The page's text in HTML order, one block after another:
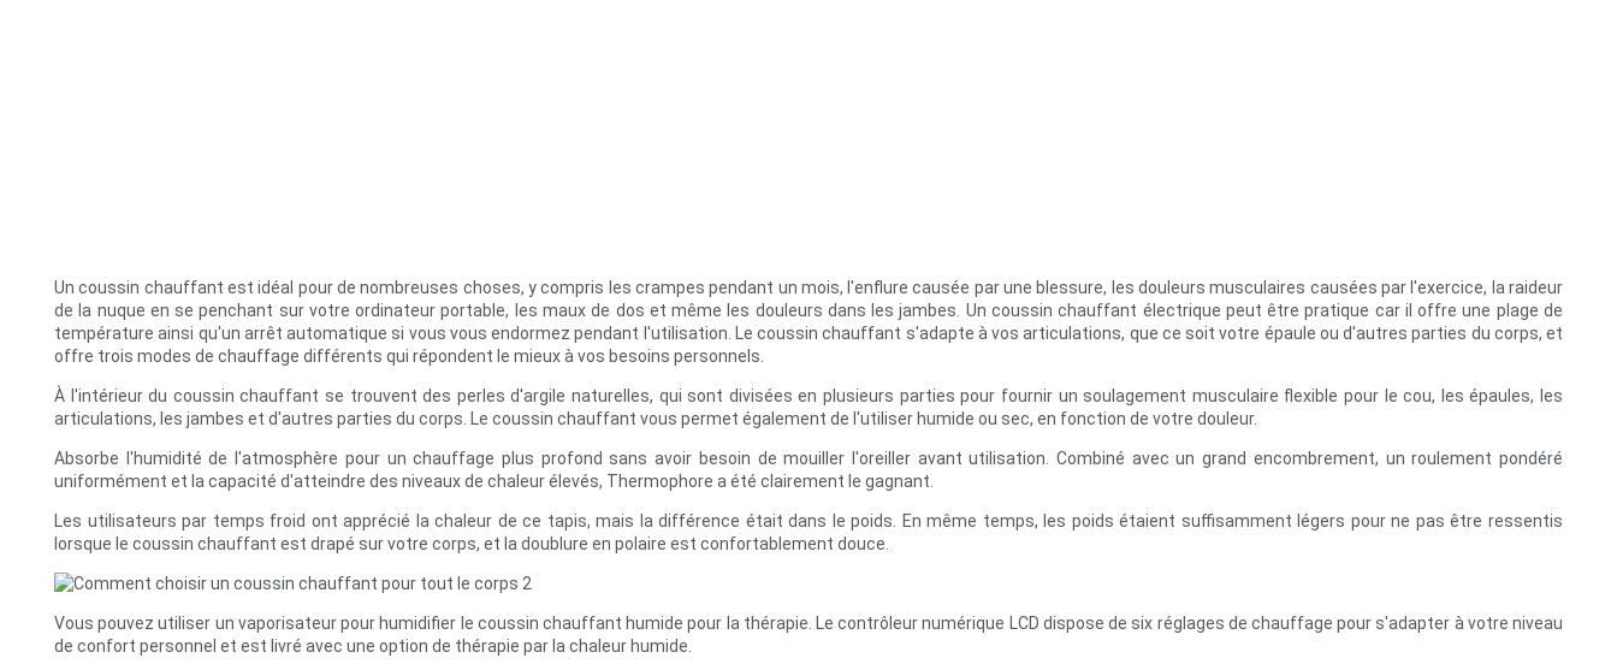
Un coussin chauffant est idéal pour de nombreuses choses, y compris les crampes pendant un mois, l'enflure causée par une blessure, les douleurs musculaires causées par l'exercice, la raideur
de la nuque en se penchant sur votre ordinateur portable, les maux de dos et même les douleurs dans les jambes. Un coussin chauffant électrique peut être pratique car il offre une plage de
température ainsi qu'un arrêt automatique si vous vous endormez pendant l'utilisation. Le coussin chauffant s'adapte à vos articulations, que ce soit votre épaule ou d'autres parties du corps, et
offre trois modes de chauffage différents qui répondent le mieux à vos besoins personnels.
À l'intérieur du coussin chauffant se trouvent des perles d'argile naturelles, qui sont divisées en plusieurs parties pour fournir un soulagement musculaire flexible pour le cou, les épaules, les
articulations, les jambes et d'autres parties du corps. Le coussin chauffant vous permet également de l'utiliser humide ou sec, en fonction de votre douleur.
Absorbe l'humidité de l'atmosphère pour un chauffage plus profond sans avoir besoin de mouiller l'oreiller avant utilisation. Combiné avec un grand encombrement, un roulement pondéré
uniformément et la capacité d'atteindre des niveaux de chaleur élevés, Thermophore a été clairement le gagnant.
Les utilisateurs par temps froid ont apprécié la chaleur de ce tapis, mais la différence était dans le poids. En même temps, les poids étaient suffisamment légers pour ne pas être ressentis
lorsque le coussin chauffant est drapé sur votre corps, et la doublure en polaire est confortablement douce.
Vous pouvez utiliser un vaporisateur pour humidifier le coussin chauffant humide pour la thérapie. Le contrôleur numérique LCD dispose de six réglages de chauffage pour s'adapter à votre niveau
de confort personnel et est livré avec une option de thérapie par la chaleur humide.